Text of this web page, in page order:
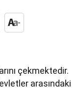
-
çekmektedir.
arasındaki